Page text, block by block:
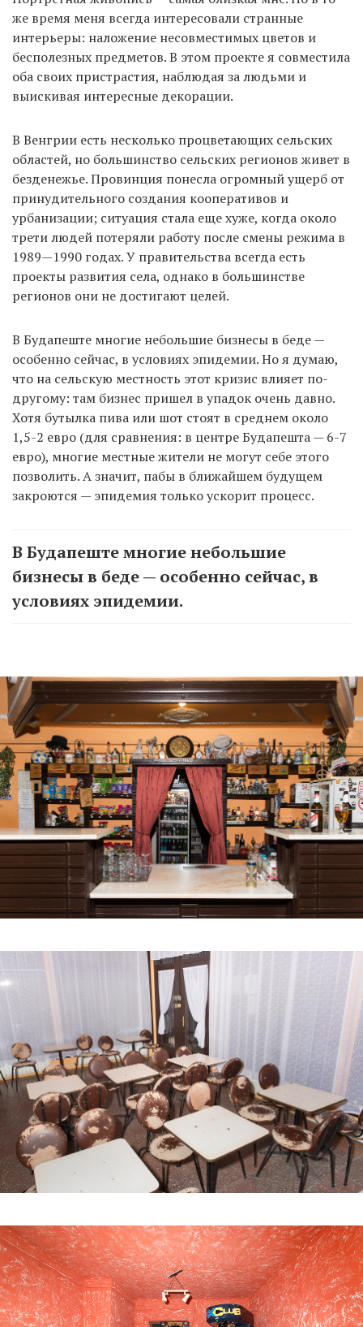
же время меня всегда интересовали странные
интерьеры: наложение несовместимых цветов и
бесполезных предметов. В этом проекте я совместила
оба своих пристрастия, наблюдая за людьми и
выискивая интересные декорации.
В Венгрии есть несколько процветающих сельских
областей, но большинство сельских регионов живет в
безденежье. Провинция понесла огромный ущерб от
принудительного создания кооперативов и
урбанизации; ситуация стала еще хуже, когда около
трети людей потеряли работу после смены режима в
1989—1990 годах. У правительства всегда есть
проекты развития села, однако в большинстве
регионов они не достигают целей.
В Будапеште многие небольшие бизнесы в беде —
особенно сейчас, в условиях эпидемии. Но я думаю,
что на сельскую местность этот кризис влияет по-
другому: там бизнес пришел в упадок очень давно.
Хотя бутылка пива или шот стоят в среднем около
1,5-2 евро (для сравнения: в центре Будапешта — 6-7
евро), многие местные жители не могут себе этого
позволить. А значит, пабы в ближайшем будущем
закроются — эпидемия только ускорит процесс.
В Будапеште многие небольшие
бизнесы в беде — особенно сейчас, в
условиях эпидемии.